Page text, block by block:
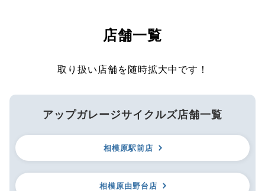
店舗一覧
取り扱い店舗を随時拡大中です！
アップガレージサイクルズ店舗一覧
相模原駅前店
相模原由野台店